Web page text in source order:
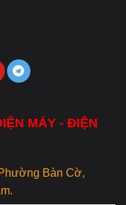
MÁY - ĐIỆN
Bàn Cờ,